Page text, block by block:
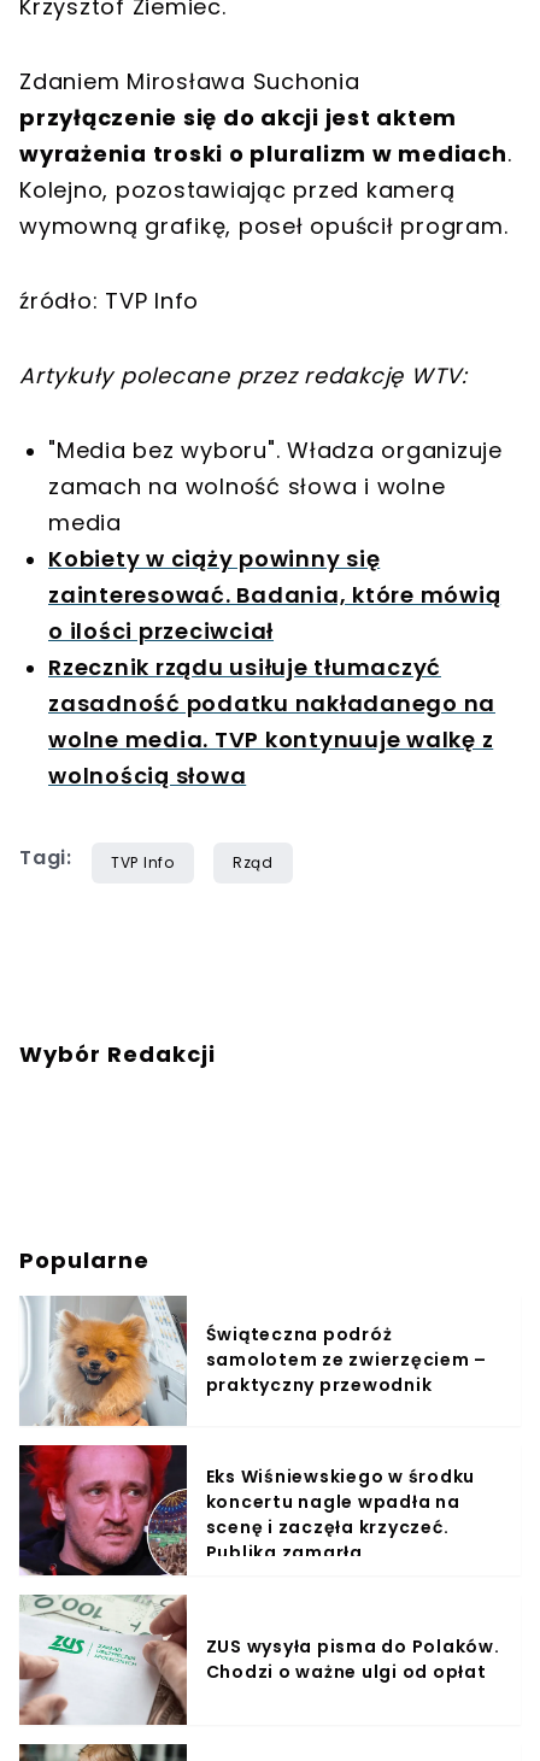
Krzysztof Ziemiec.
Zdaniem Mirosława Suchonia
przyłączenie się do akcji jest aktem
wyrażenia troski o pluralizm w mediach.
Kolejno, pozostawiając przed kamerą
wymowną grafikę, poseł opuścił program.
źródło: TVP Info
Artykuły polecane przez redakcję WTV:
"Media bez wyboru". Władza organizuje
zamach na wolność słowa i wolne
media
Kobiety w ciąży powinny się
zainteresować. Badania, które mówią
o ilości przeciwciał
Rzecznik rządu usiłuje tłumaczyć
zasadność podatku nakładanego na
wolne media. TVP kontynuuje walkę z
wolnością słowa
Tagi: TVP Info Rząd
Wybór Redakcji
Popularne
Świąteczna podróż
samolotem ze zwierzęciem –
praktyczny przewodnik
Eks Wiśniewskiego w środku
koncertu nagle wpadła na
scenę i zaczęła krzyczeć.
Publika zamarła
ZUS wysyła pisma do Polaków.
Chodzi o ważne ulgi od opłat